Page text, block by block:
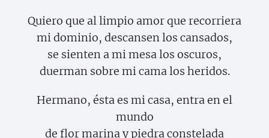
Quiero que al limpio amor que recorriera
mi dominio, descansen los cansados,
se sienten a mi mesa los oscuros,
duerman sobre mi cama los heridos.
Hermano, ésta es mi casa, entra en el
mundo
de flor marina y piedra constelada